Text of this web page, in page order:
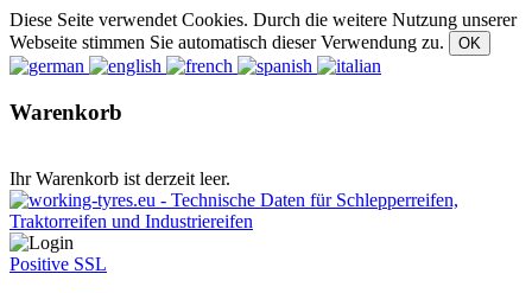
Diese Seite verwendet Cookies. Durch die weitere Nutzung unserer
Webseite stimmen Sie automatisch dieser Verwendung zu.
Warenkorb
Ihr Warenkorb ist derzeit leer.
Positive SSL